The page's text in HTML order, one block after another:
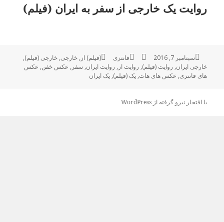
روایت یک خارجی از سفر به ایران (فیلم)
ارسال
شده
در
سپتامبر 7, 2016 نویسندهدسته‌ها
فانتزی برچسب‌ها
(فیلم) از,خارجی,خارجی (فیلم),
خارجی ایران, روایت (فیلم), روایت از, روایت ایران, سفر, عکس خفن, عکس
های فانتزی, عکس های هات,یک (فیلم),یک ایران
با افتخار نیرو گرفته از WordPress